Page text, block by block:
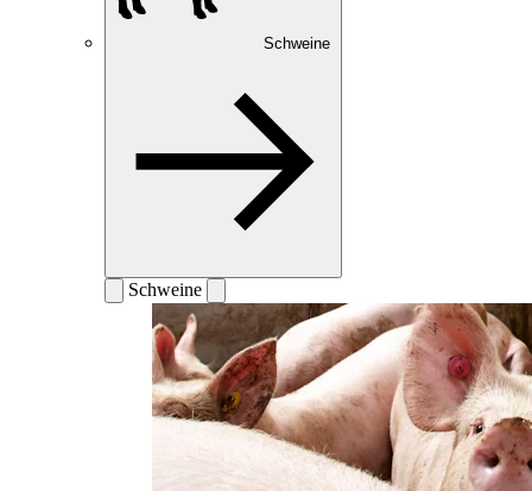
Schweine
Schweine